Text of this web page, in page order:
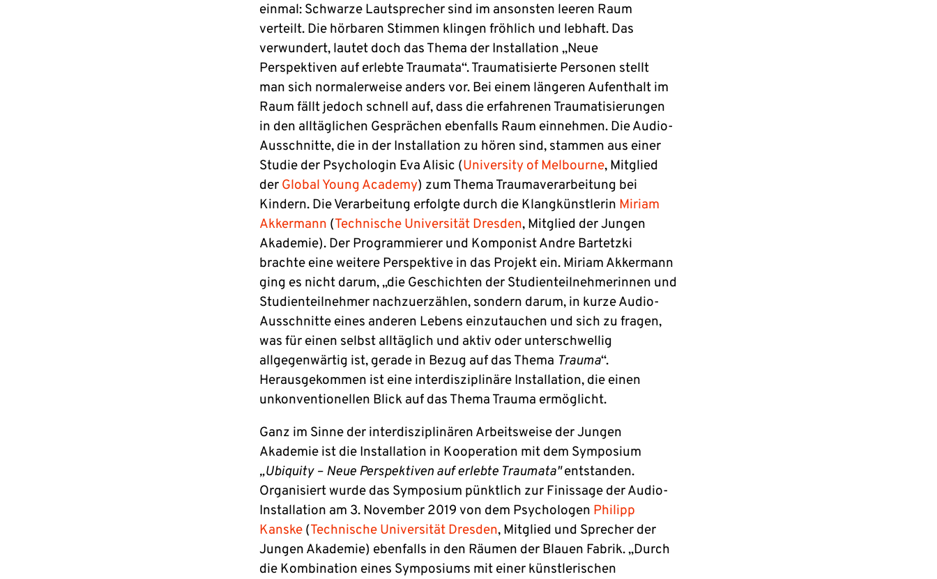
einmal: Schwarze Lautsprecher sind im ansonsten leeren Raum
verteilt. Die hörbaren Stimmen klingen fröhlich und lebhaft. Das
verwundert, lautet doch das Thema der Installation „Neue
Perspektiven auf erlebte Traumata“. Traumatisierte Personen stellt
man sich normalerweise anders vor. Bei einem längeren Aufenthalt im
Raum fällt jedoch schnell auf, dass die erfahrenen Traumatisierungen
in den alltäglichen Gesprächen ebenfalls Raum einnehmen. Die Audio-
Ausschnitte, die in der Installation zu hören sind, stammen aus einer
Studie der Psychologin Eva Alisic (University of Melbourne, Mitglied
derGlobal Young Academy) zum Thema Traumaverarbeitung bei
Kindern. Die Verarbeitung erfolgte durch die Klangkünstlerin Miriam
Akkermann (Technische Universität Dresden, Mitglied der Jungen
Akademie). Der Programmierer und Komponist Andre Bartetzki
brachte eine weitere Perspektive in das Projekt ein. Miriam Akkermann
ging es nicht darum, „die Geschichten der Studienteilnehmerinnen und
Studienteilnehmer nachzuerzählen, sondern darum, in kurze Audio-
Ausschnitte eines anderen Lebens einzutauchen und sich zu fragen,
was für einen selbst alltäglich und aktiv oder unterschwellig
allgegenwärtig ist, gerade in Bezug auf das Thema Trauma“.
Herausgekommen ist eine interdisziplinäre Installation, die einen
unkonventionellen Blick auf das Thema Trauma ermöglicht.
Ganz im Sinne der interdisziplinären Arbeitsweise der Jungen
Akademie ist die Installation in Kooperation mit dem Symposium
„Ubiquity – Neue Perspektiven auf erlebte Traumata"entstanden.
Organisiert wurde das Symposium pünktlich zur Finissage der Audio-
Installation am 3. November 2019 von dem Psychologen Philipp
Kanske(Technische Universität Dresden, Mitglied und Sprecher der
Jungen Akademie) ebenfalls in den Räumen der Blauen Fabrik. „Durch
die Kombination eines Symposiums mit einer künstlerischen